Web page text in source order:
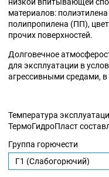
материалов:
полипропилена (ПП),
прочих поверхностей.
Долговечное
для эксплуатации в
агрессивными средами,
Температура
ТермоГидроПласт
Группа горючести